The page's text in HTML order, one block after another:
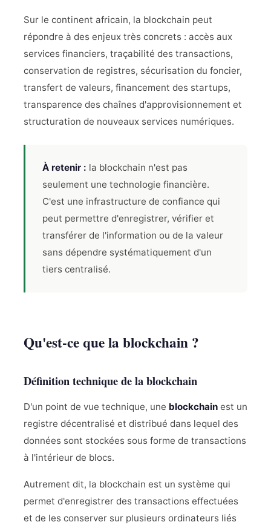
Sur le continent africain, la blockchain peut
répondre à des enjeux très concrets : accès aux
services financiers, traçabilité des transactions,
conservation de registres, sécurisation du foncier,
transfert de valeurs, financement des startups,
transparence des chaînes d'approvisionnement et
structuration de nouveaux services numériques.
À retenir : la blockchain n'est pas
seulement une technologie financière.
C'est une infrastructure de confiance qui
peut permettre d'enregistrer, vérifier et
transférer de l'information ou de la valeur
sans dépendre systématiquement d'un
tiers centralisé.
Qu'est-ce que la blockchain ?
Définition technique de la blockchain
D'un point de vue technique, une blockchain est un
registre décentralisé et distribué dans lequel des
données sont stockées sous forme de transactions
à l'intérieur de blocs.
Autrement dit, la blockchain est un système qui
permet d'enregistrer des transactions effectuées
et de les conserver sur plusieurs ordinateurs liés